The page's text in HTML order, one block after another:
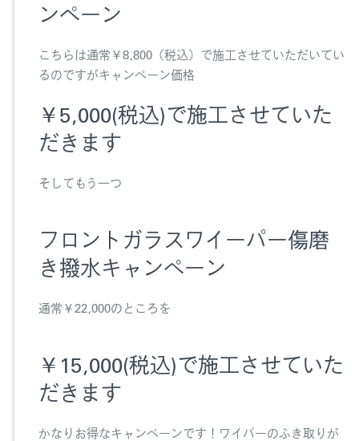
ンペーン
こちらは通常￥8,800（税込）で施工させていただいてい
るのですがキャンペーン価格
￥5,000(税込)で施工させていた
だきます
そしてもう一つ
フロントガラスワイーパー傷磨
き撥水キャンペーン
通常￥22,000のところを
￥15,000(税込)で施工させていた
だきます
かなりお得なキャンペーンです！ワイパーのふき取りが